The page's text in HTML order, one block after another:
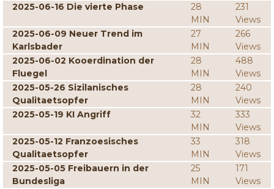
2025-06-16 Die vierte Phase
28
MIN
231
Views
2025-06-09 Neuer Trend im
Karlsbader
27
MIN
266
Views
2025-06-02 Kooerdination der
Fluegel
28
MIN
488
Views
2025-05-26 Sizilanisches
Qualitaetsopfer
28
MIN
240
Views
2025-05-19 KI Angriff
32
MIN
333
Views
2025-05-12 Franzoesisches
Qualitaetsopfer
33
MIN
318
Views
2025-05-05 Freibauern in der
Bundesliga
25
MIN
171
Views